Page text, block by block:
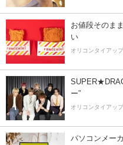
お値段そのま
い
オリコンタイアッ
ー”
オリコンタイアッ
パソコンメー